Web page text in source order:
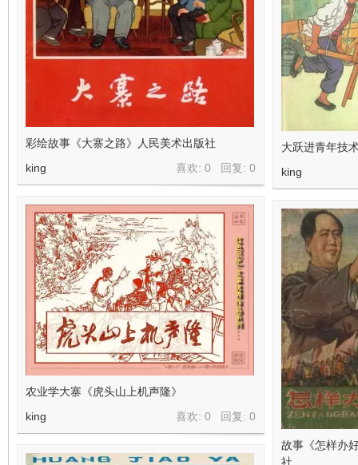
彩绘故事《大寨之路》人民美术出版社
喜欢: 0 回复: 0
king
大跃进青年技
king
农业学大寨《虎头山上机声隆》
喜欢: 0 回复: 0
king
故事《怎样办
社